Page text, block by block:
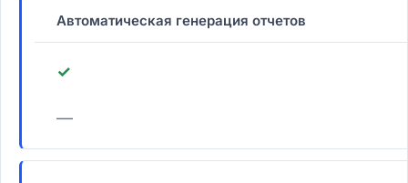
Автоматическая генерация отчетов
✓
—